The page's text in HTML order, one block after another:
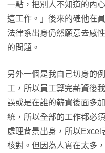
一點，把別人不知道的內
這工作。」後來的確他在
法律系出身仍然願意去感
的問題。
另外一個是我自己切身的
工，所以員工算完薪資後
誤或是在誰的薪資後面多
統，所以全部的工作都必
處理背景出身，所以
核對。但因為人實在太多